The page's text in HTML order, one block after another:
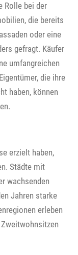
Rolle bei der
die bereits
oder eine
gefragt. Käufer
umfangreichen
die ihre
haben, können
erzielt haben,
Städte mit
wachsenden
Jahren starke
erleben